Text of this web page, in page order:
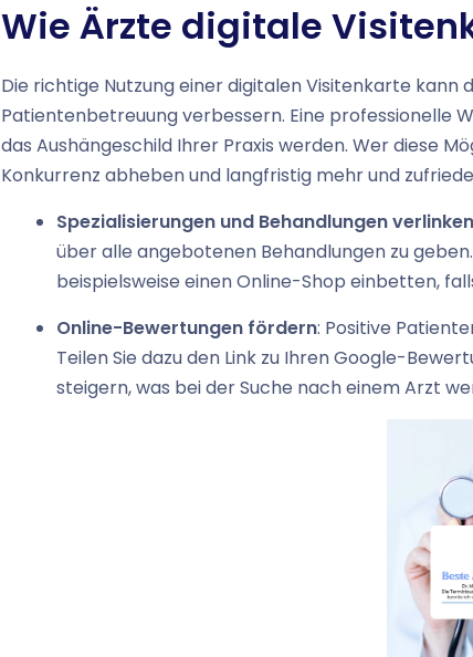
Wie Ärzte digitale
Die richtige Nutzung einer digitalen Visitenkarte
Patientenbetreuung verbessern. Eine professionelle
das Aushängeschild Ihrer Praxis werden. Wer diese
Konkurrenz abheben und langfristig mehr und
Spezialisierungen und Behandlungen
über alle angebotenen Behandlungen zu
beispielsweise einen Online-Shop einbetten,
Online-Bewertungen fördern: Positive
Teilen Sie dazu den Link zu Ihren Google-
steigern, was bei der Suche nach einem Arzt